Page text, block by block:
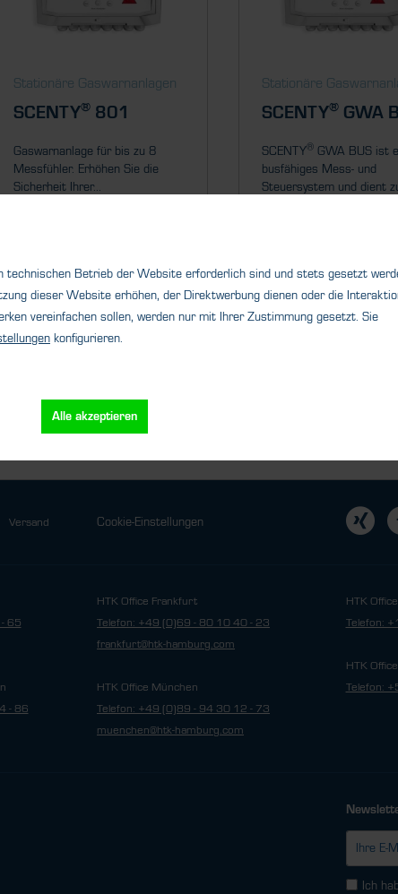
Stationäre Gaswarnanlagen
SCENTY® 801
Gaswarnanlage für bis zu 8
Messfühler. Erhöhen Sie die
Sicherheit Ihrer...
Details
Stationäre
SCENTY® GWA
SCENTY® GWA BUS ist
busfähiges Mess- und
Steuersystem und dient
Details
Versand Cookie-Einstellungen
65
- 86
HTK Office Frankfurt
Telefon: +49 (0)69 - 80 10 40 - 23
frankfurt@htk-hamburg.com
HTK Office München
Telefon: +49 (0)89 - 94 30 12 - 73
muenchen@htk-hamburg.com
HTK
Telefon:
HTK
Telefon:
Ich
technischen Betrieb der Website erforderlich sind und stets gesetzt
dieser Website erhöhen, der Direktwerbung dienen oder die
vereinfachen sollen, werden nur mit Ihrer Zustimmung gesetzt. Sie
konfigurieren.
Alle akzeptieren